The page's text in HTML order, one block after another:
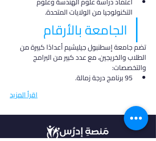
التكنولوجيا من الولايات المتحدة.
الجامعة بالأرقام
تضم جامعة إسطنبول جيليشيم أعدادًا كبيرة من
الطلاب والخريجين، مع عدد كبير من البرامج
والتخصصات:
95 برنامج درجة زمالة.
اقرأ المزيد